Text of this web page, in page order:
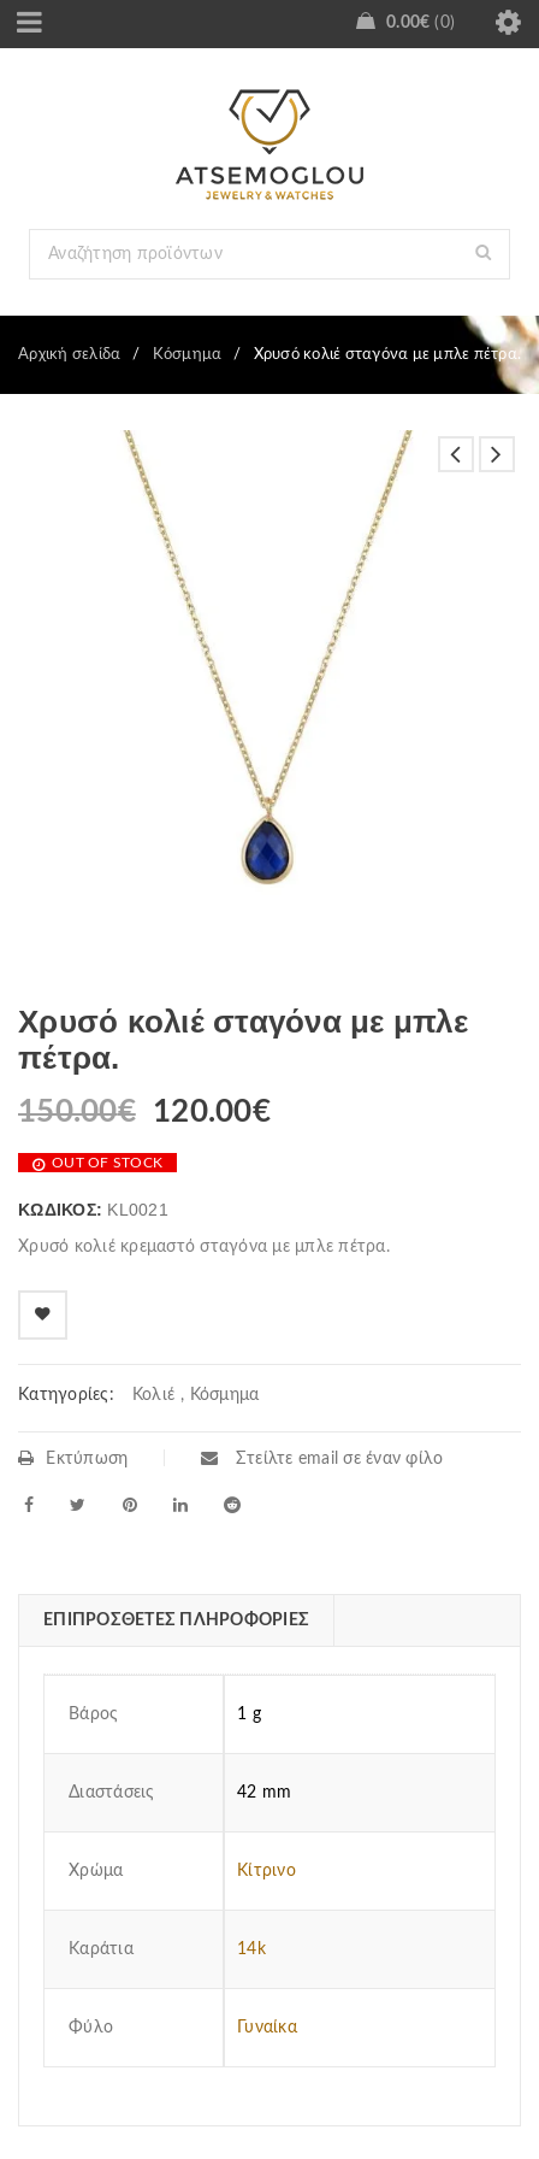
0.00€ 0
Αρχική σελίδα / Κόσμημα / Χρυσό κολιέ σταγόνα με μπλε πέτρα.
Χρυσό κολιέ σταγόνα με μπλε
πέτρα.
150.00€ 120.00€
OUT OF STOCK
ΚΩΔΙΚΌΣ: KL0021
Χρυσό κολιέ κρεμαστό σταγόνα με μπλε πέτρα.
Κατηγορίες: Κολιέ , Κόσμημα
Εκτύπωση Στείλτε email σε έναν φίλο
ΕΠΙΠΡΌΣΘΕΤΕΣ ΠΛΗΡΟΦΟΡΊΕΣ
Βάρος 1 g
Διαστάσεις 42 mm
Χρώμα Κίτρινο
Καράτια 14k
Φύλο Γυναίκα